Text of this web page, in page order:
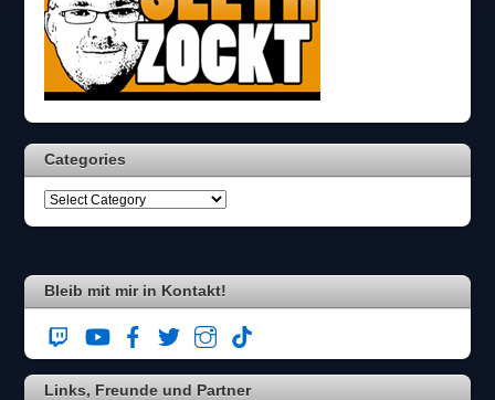
Categories
Bleib mit mir in Kontakt!
Links, Freunde und Partner